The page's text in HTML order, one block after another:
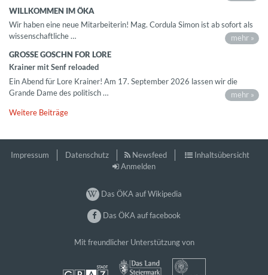
WILLKOMMEN IM ÖKA
Wir haben eine neue Mitarbeiterin! Mag. Cordula Simon ist ab sofort als
wissenschaftliche …
mehr »
GROSSE GOSCHN FOR LORE
Krainer mit Senf reloaded
Ein Abend für Lore Krainer! Am 17. September 2026 lassen wir die
Grande Dame des politisch …
mehr »
Weitere Beiträge
Impressum Datenschutz Newsfeed
Inhaltsübersicht
Anmelden
Das ÖKA auf Wikipedia
Das ÖKA auf facebook
Mit freundlicher Unterstützung von